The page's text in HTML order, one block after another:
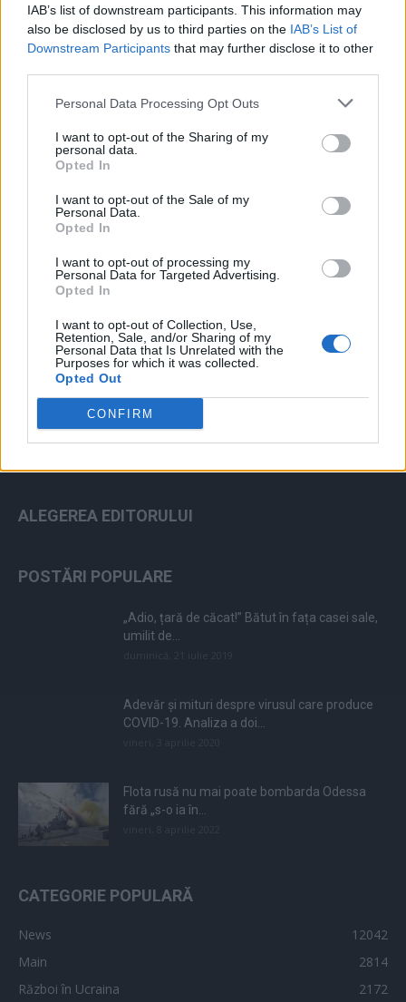
IAB’s list of downstream participants. This information may
also be disclosed by us to third parties on the IAB’s List of
Downstream Participants that may further disclose it to other
Personal Data Processing Opt Outs
I want to opt-out of the Sharing of my
personal data.
Opted In
I want to opt-out of the Sale of my
Personal Data.
Opted In
I want to opt-out of processing my
Personal Data for Targeted Advertising.
Opted In
I want to opt-out of Collection, Use,
Retention, Sale, and/or Sharing of my
Personal Data that Is Unrelated with the
Purposes for which it was collected.
Opted Out
CONFIRM
România pe Primul Loc (Ponta)
Altul
Arată rezultatele
Arhiva sondajelor
ad
ALEGEREA EDITORULUI
POSTĂRI POPULARE
„Adio, țară de căcat!” Bătut în fața casei sale,
umilit de...
Adevăr și mituri despre virusul care produce
COVID-19. Analiza a doi...
Flota rusă nu mai poate bombarda Odessa
fără „s-o ia în...
CATEGORIE POPULARĂ
News
12042
Main
2814
Război în Ucraina
2172